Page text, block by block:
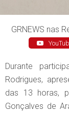
GRNEWS nas
Durante
Rodrigues,
das 13 horas,
Gonçalves de